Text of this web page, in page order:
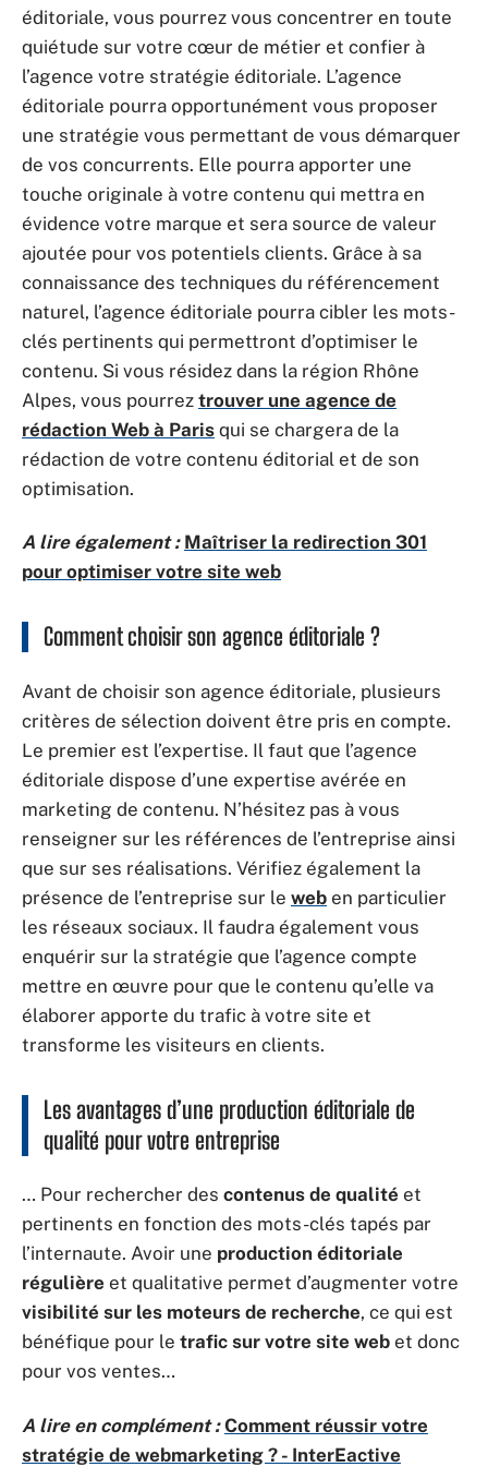
éditoriale, vous pourrez vous concentrer en toute
quiétude sur votre cœur de métier et confier à
l’agence votre stratégie éditoriale. L’agence
éditoriale pourra opportunément vous proposer
une stratégie vous permettant de vous démarquer
de vos concurrents. Elle pourra apporter une
touche originale à votre contenu qui mettra en
évidence votre marque et sera source de valeur
ajoutée pour vos potentiels clients. Grâce à sa
connaissance des techniques du référencement
naturel, l’agence éditoriale pourra cibler les mots-
clés pertinents qui permettront d’optimiser le
contenu. Si vous résidez dans la région Rhône
Alpes, vous pourrez trouver une agence de
rédaction Web à Paris qui se chargera de la
rédaction de votre contenu éditorial et de son
optimisation.
A lire également : Maîtriser la redirection 301
pour optimiser votre site web
Comment choisir son agence éditoriale ?
Avant de choisir son agence éditoriale, plusieurs
critères de sélection doivent être pris en compte.
Le premier est l’expertise. Il faut que l’agence
éditoriale dispose d’une expertise avérée en
marketing de contenu. N’hésitez pas à vous
renseigner sur les références de l’entreprise ainsi
que sur ses réalisations. Vérifiez également la
présence de l’entreprise sur le web en particulier
les réseaux sociaux. Il faudra également vous
enquérir sur la stratégie que l’agence compte
mettre en œuvre pour que le contenu qu’elle va
élaborer apporte du trafic à votre site et
transforme les visiteurs en clients.
Les avantages d’une production éditoriale de
qualité pour votre entreprise
… Pour rechercher des contenus de qualité et
pertinents en fonction des mots-clés tapés par
l’internaute. Avoir une production éditoriale
régulière et qualitative permet d’augmenter votre
visibilité sur les moteurs de recherche, ce qui est
bénéfique pour le trafic sur votre site web et donc
pour vos ventes…
A lire en complément : Comment réussir votre
stratégie de webmarketing ? - InterEactive